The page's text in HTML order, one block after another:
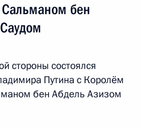
бен
стороны состоялся
Путина с Королём
бен Абдель Азизом